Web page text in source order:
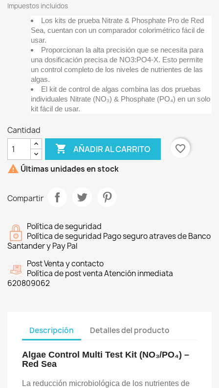
Impuestos incluidos
Los kits de prueba Nitrate & Phosphate Pro de Red
Sea, cuentan con un comparador colorimétrico fácil de
usar.
Proporcionan la alta precisión que se necesita para
una dosificación precisa de NO3:PO4-X. Esto permite
un control completo de los niveles de nutrientes de las
algas.
El kit de control de algas combina las dos pruebas
individuales Nitrate (NO₃) & Phosphate (PO₄) en un solo
kit fácil de usar.
Cantidad
 AÑADIR AL CARRITO
favorite_border
 Últimas unidades en stock
Compartir
Política de seguridad
Política de seguridad Pago seguro atraves de Banco
Santander y Pay Pal
Post Venta y contacto
Política de post venta Atención inmediata
620809062
Descripción Detalles del producto
Algae Control Multi Test Kit (NO₃/PO₄) –
Red Sea
La reducción microbiológica de los nutrientes de